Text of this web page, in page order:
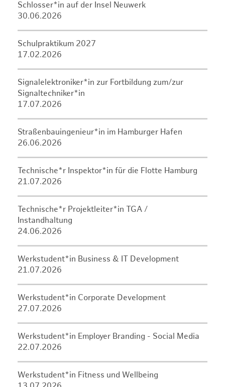
Schlosser*in auf der Insel Neuwerk
30.06.2026
Schulpraktikum 2027
17.02.2026
Signalelektroniker*in zur Fortbildung zum/zur
Signaltechniker*in
17.07.2026
Straßenbauingenieur*in im Hamburger Hafen
26.06.2026
Technische*r Inspektor*in für die Flotte Hamburg
21.07.2026
Technische*r Projektleiter*in TGA /
Instandhaltung
24.06.2026
Werkstudent*in Business & IT Development
21.07.2026
Werkstudent*in Corporate Development
27.07.2026
Werkstudent*in Employer Branding - Social Media
22.07.2026
Werkstudent*in Fitness und Wellbeing